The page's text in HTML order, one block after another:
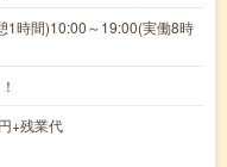
時間)10:00～19:00(実働8時
+残業代